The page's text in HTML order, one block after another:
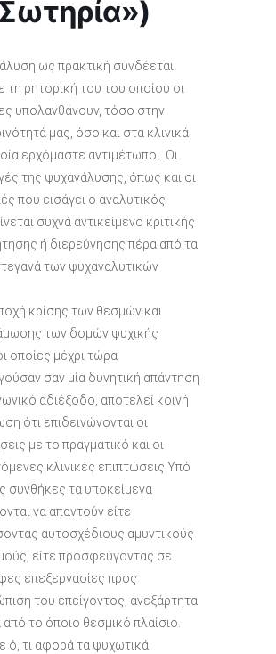
ως πρακτική συνδέεται
τη ρητορική του του οποίου οι
υπολανθάνουν, τόσο στην
μας, όσο και στα κλινικά
ερχόμαστε αντιμέτωποι. Οι
της ψυχανάλυσης, όπως και οι
που εισάγει ο αναλυτικός
συχνά αντικείμενο κριτικής
ή διερεύνησης πέρα από τα
των ψυχαναλυτικών
κρίσης των θεσμών και
των δομών ψυχικής
οποίες μέχρι τώρα
σαν μία δυνητική απάντηση
αδιέξοδο, αποτελεί κοινή
ότι επιδεινώνονται οι
με το πραγματικό και οι
κλινικές επιπτώσεις Υπό
συνθήκες τα υποκείμενα
να απαντούν είτε
αυτοσχέδιους αμυντικούς
είτε προσφεύγοντας σε
επεξεργασίες προς
του επείγοντος, ανεξάρτητα
από το όποιο θεσμικό πλαίσιο.
ό, τι αφορά τα ψυχωτικά